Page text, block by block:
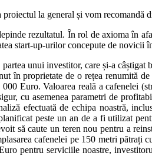
la general și vom
rezultatul. În rol de axioma în
start-up-urilor concepute de novicii
unui investitor, care și-a
în proprietate de o rețea renumită
Euro. Valoarea reală a
cu asemenea parametri de
efectuată de echipa noastră,
peste un an de a fi utilizat
să caute un teren nou pentru a
cafenelei pe 150 metri
pentru serviciile noastre,